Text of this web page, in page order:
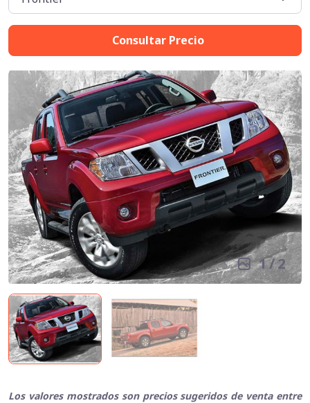
Consultar Precio
1/2
Los valores mostrados son precios sugeridos de venta entre